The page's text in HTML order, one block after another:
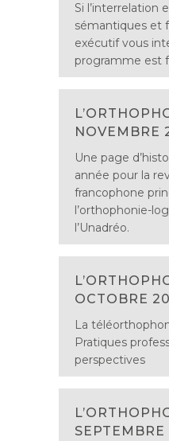
Si l’interrelation
sémantiques et
exécutif vous
programme est
NOVEMBRE
Une page
année pour la
francophone
l’orthophonie-
l’Unadréo.
OCTOBRE
La
Pratiques
perspectives
SEPTEMBRE